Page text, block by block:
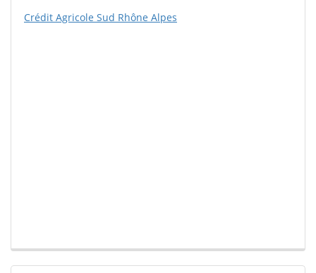
Crédit Agricole Sud Rhône Alpes